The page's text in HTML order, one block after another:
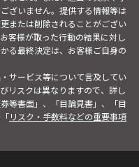
ざいません。提供する情報等は
または削除されることがござい
客様が取った行動の結果に対し
る最終決定は、お客様ご自身の
サービス等について言及してい
リスクは異なりますので、詳し
等書面」、「目論見書」、「目
リスク・手数料などの重要事項